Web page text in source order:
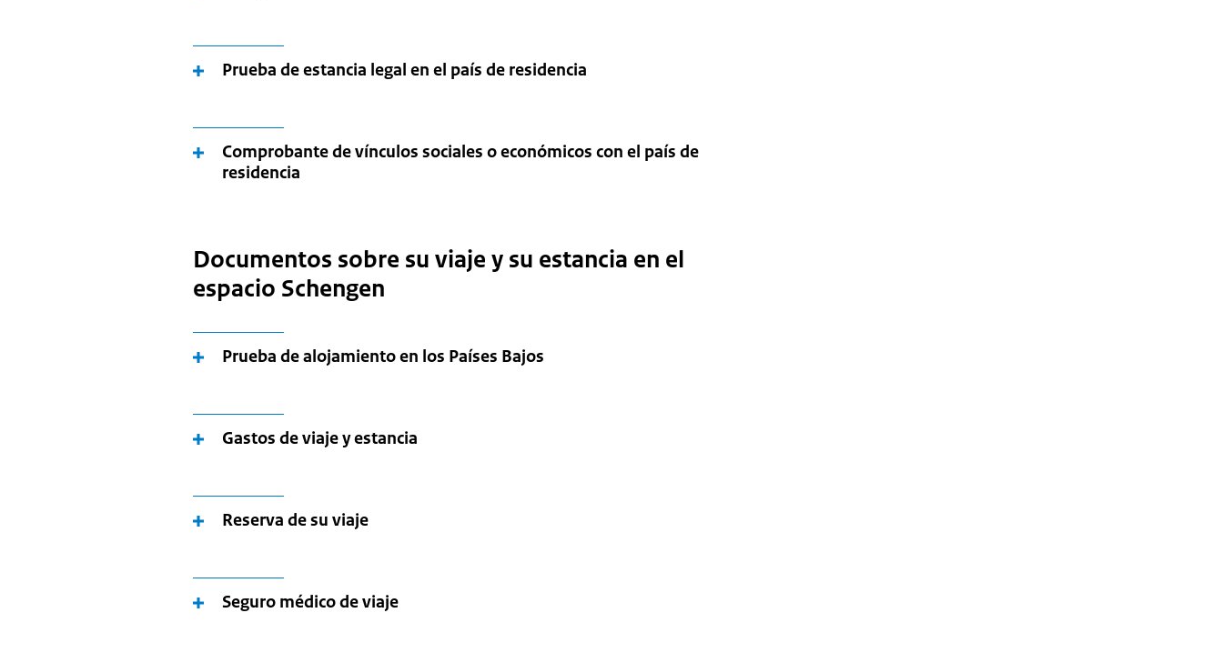
Prueba de estancia legal en el país de residencia
Comprobante de vínculos sociales o económicos con el país de
residencia
Documentos sobre su viaje y su estancia en el
espacio Schengen
Prueba de alojamiento en los Países Bajos
Gastos de viaje y estancia
Reserva de su viaje
Seguro médico de viaje